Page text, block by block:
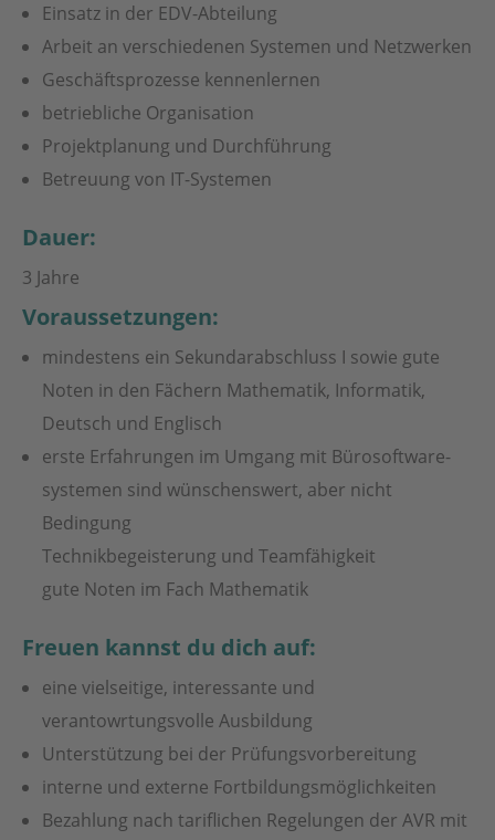
Einsatz in der EDV-Abteilung
Arbeit an verschiedenen Systemen und Netzwerken
Geschäftsprozesse kennenlernen
betriebliche Organisation
Projektplanung und Durchführung
Betreuung von IT-Systemen
Dauer:
3 Jahre
Voraussetzungen:
min­destens ein Sekundar­abschluss I sowie gute
Noten in den Fächern Mathe­matik, Informatik,
Deutsch und Englisch
erste Er­fahrungen im Um­gang mit Büro­software­
systemen sind wünschens­wert, aber nicht
Bedingung
Technikbegeisterung und Teamfähigkeit
gute Noten im Fach Mathematik
Freuen kannst du dich auf:
eine vielseitige, interessante und
verantowrtungsvolle Ausbildung
Unterstützung bei der Prüfungsvorbereitung
interne und externe Fortbildungsmöglichkeiten
Bezahlung nach tariflichen Regelungen der AVR mit